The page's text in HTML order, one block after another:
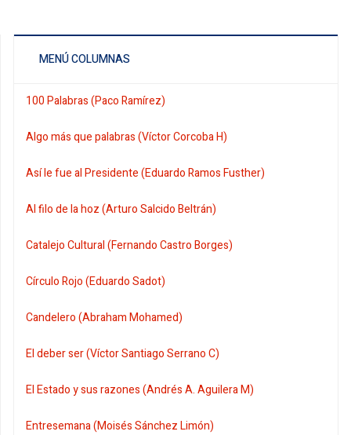
MENÚ COLUMNAS
100 Palabras (Paco Ramírez)
Algo más que palabras (Víctor Corcoba H)
Así le fue al Presidente (Eduardo Ramos Fusther)
Al filo de la hoz (Arturo Salcido Beltrán)
Catalejo Cultural (Fernando Castro Borges)
Círculo Rojo (Eduardo Sadot)
Candelero (Abraham Mohamed)
El deber ser (Víctor Santiago Serrano C)
El Estado y sus razones (Andrés A. Aguilera M)
Entresemana (Moisés Sánchez Limón)